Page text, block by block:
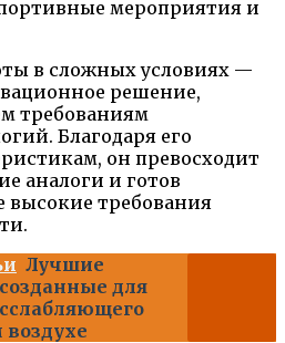
мероприятия и
в сложных условиях —
решение,
требованиям
Благодаря его
он превосходит
аналоги и готов
высокие требования
Лучшие
для